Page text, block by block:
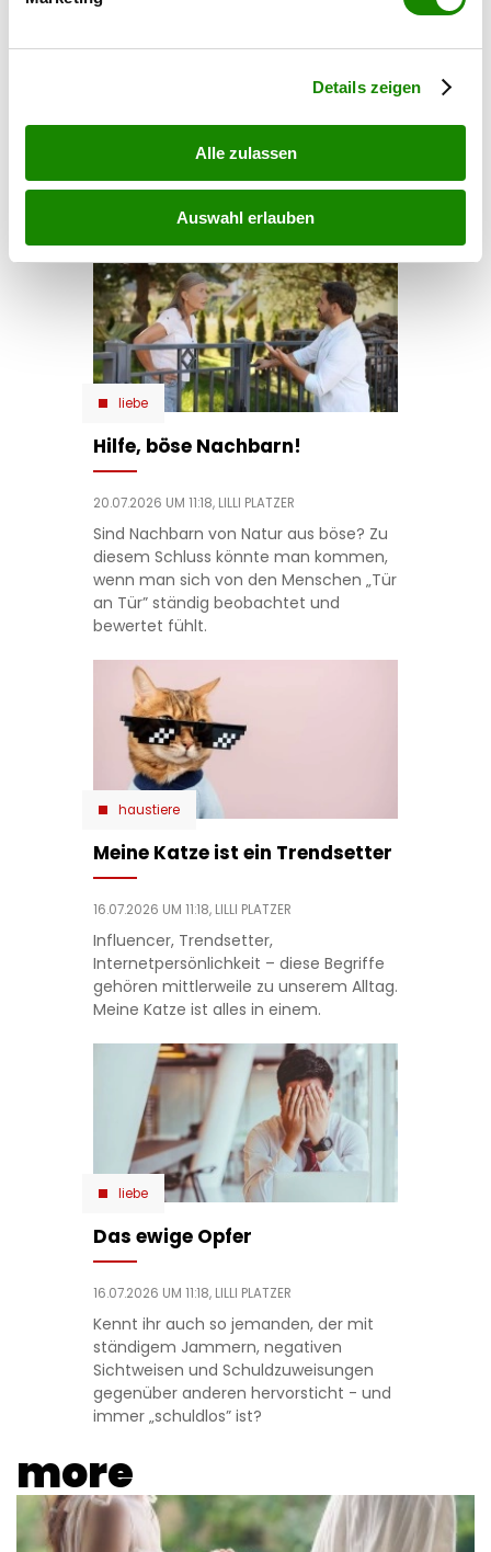
Erfahren Sie mehr darüber, wie Ihre persönlichen Daten
Details zeigen
Alle zulassen
Auswahl erlauben
teilen
liebe
Hilfe, böse Nachbarn!
20.07.2026 UM 11:18, LILLI PLATZER
Sind Nachbarn von Natur aus böse? Zu
diesem Schluss könnte man kommen,
wenn man sich von den Menschen „Tür
an Tür” ständig beobachtet und
bewertet fühlt.
haustiere
Meine Katze ist ein Trendsetter
16.07.2026 UM 11:18, LILLI PLATZER
Influencer, Trendsetter,
Internetpersönlichkeit – diese Begriffe
gehören mittlerweile zu unserem Alltag.
Meine Katze ist alles in einem.
liebe
Das ewige Opfer
16.07.2026 UM 11:18, LILLI PLATZER
Kennt ihr auch so jemanden, der mit
ständigem Jammern, negativen
Sichtweisen und Schuldzuweisungen
gegenüber anderen hervorsticht - und
immer „schuldlos” ist?
tags
more